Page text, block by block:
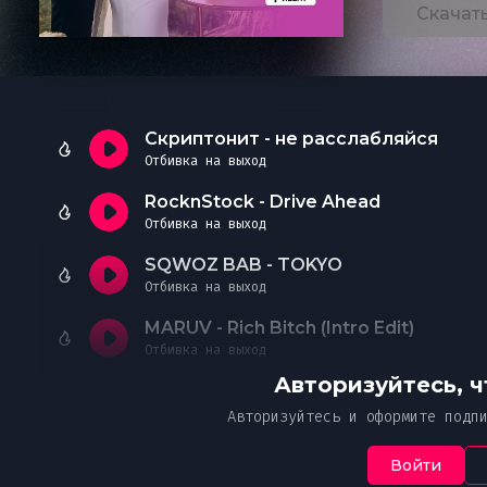
Скриптонит - не расслабляйся
Отбивка на выход
RocknStock - Drive Ahead
Отбивка на выход
SQWOZ BAB - TOKYO
Отбивка на выход
MARUV - Rich Bitch (Intro Edit)
Отбивка на выход
Авторизуйтесь,
Авторизуйтесь и оформите
Войти
Необходимо
платной подписке MUZVIZOR.
Оформите, чтобы получить
эксклюзивному контенту и
В случае
Ваше